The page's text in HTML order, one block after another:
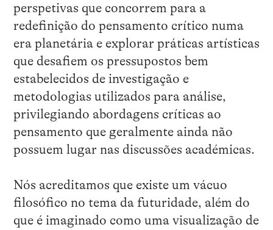
perspetivas que concorrem para a
redefinição do pensamento crítico numa
era planetária e explorar práticas artísticas
que desafiem os pressupostos bem
estabelecidos de investigação e
metodologias utilizados para análise,
privilegiando abordagens críticas ao
pensamento que geralmente ainda não
possuem lugar nas discussões académicas.
Nós acreditamos que existe um vácuo
filosófico no tema da futuridade, além do
que é imaginado como uma visualização de